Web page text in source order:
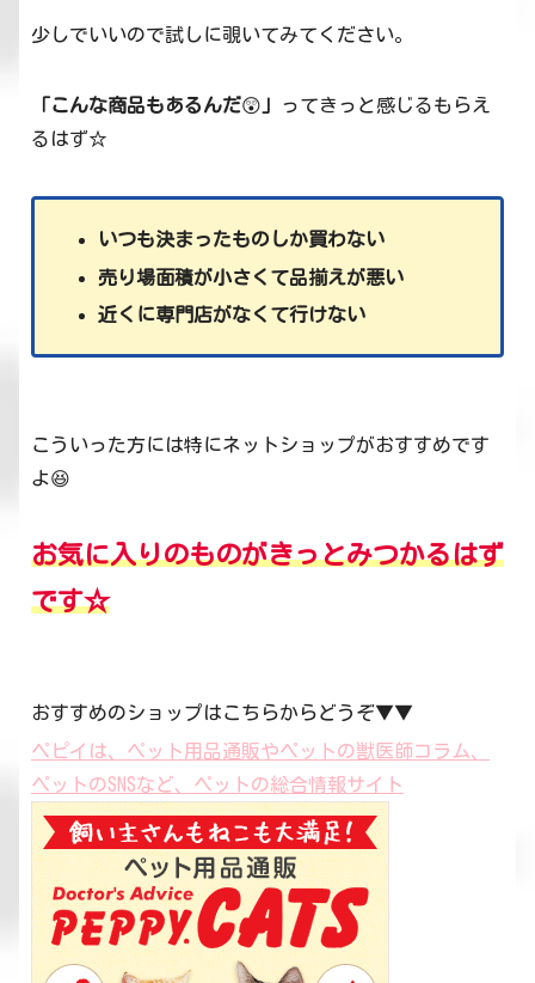
少しでいいので試しに覗いてみてください。
「こんな商品もあるんだ😲
ってきっと感じるもらえ
るはず☆
いつも決まったものしか買わない
売り場面積が小さくて品揃えが悪い
近くに専門店がなくて行けない
こういった方には特にネットショップがおすすめです
よ😆
お気に入りのものがきっとみつかるはず
です☆
おすすめのショップはこちらからどうぞ▼▼
ペピイは、ペット用品通販やペットの獣医師コラム、
ペットのSNSなど、ペットの総合情報サイト